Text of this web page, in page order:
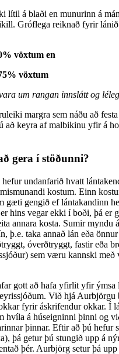
lítil á blaði en munurinn á
Gróflega reiknað fyrir lánið
vöxtum en
vöxtum
um rangan innslátt og
margra sem náðu að
að keyra af malbikinu yfir á
gera í stöðunni?
undanfarið hvatt
kostum. Einn
gæti gengið ef lántakandinn
hins vegar ekki í boði, þá er
annara kosta. Sumir myndu
þ.e. taka annað lán eða
óverðtryggt, fastir eða
sem væru kannski með
gott að hafa yfirlit yfir ýmsa
Við hjá Aurbjörgu
fyrir áskrifendur okkar. Í
hvíla á húseigninni þinni og
þinnar. Eftir að þú hefur
þá getur þú stungið upp á
þér. Aurbjörg setur þá